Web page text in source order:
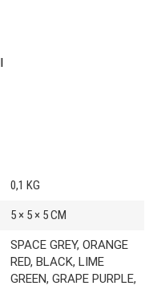
0,1 KG
5 × 5 × 5 CM
SPACE GREY, ORANGE
RED, BLACK, LIME
GREEN, GRAPE PURPLE,